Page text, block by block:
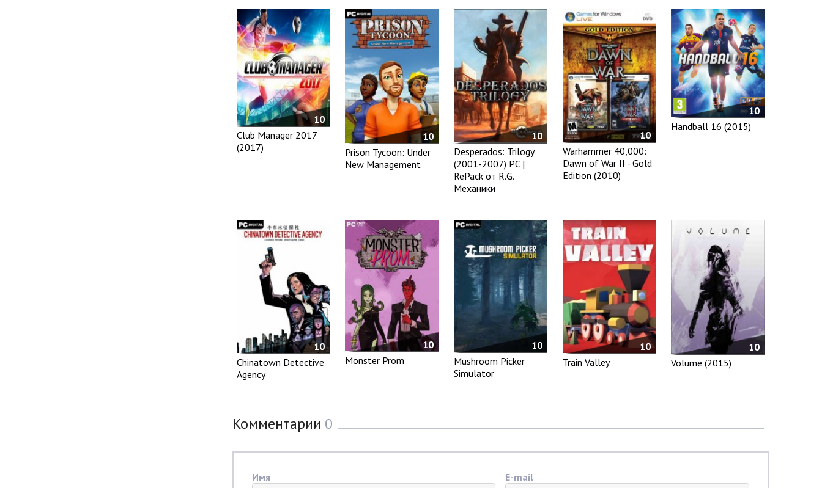
10
Club Manager 2017
(2017)
10
Prison Tycoon: Under
New Management
10
Desperados: Trilogy
(2001-2007) PC |
RePack от R.G.
Механики
10
Warhammer 40,000:
Dawn of War II - Gold
Edition (2010)
10
Handball 16 (2015)
10
Chinatown Detective
Agency
10
Monster Prom
10
Mushroom Picker
Simulator
10
Train Valley
10
Volume (2015)
Комментарии 0
Имя E-mail